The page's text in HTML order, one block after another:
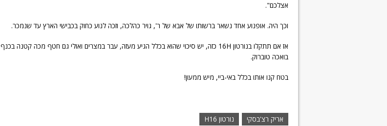
אצלכם".
וכך היה. אופנוע אחד נשאר ברשותו של אבא של ר', גויר כהלכה, וזכה לנוע כחוק בכבישי הארץ עד שנמכר.
אז אם תתקלו בנורטון 16H כזה, יש סיכוי שהוא בכלל הגיע מעזה, עבר במצרים ואולי גם חטף מכה קטנה בכנף
בואכה טוברוק.
בטח קנו אותו בכלל באי-ביי, מיש ממעון!
אריק רצ'בסקי נורטון H16